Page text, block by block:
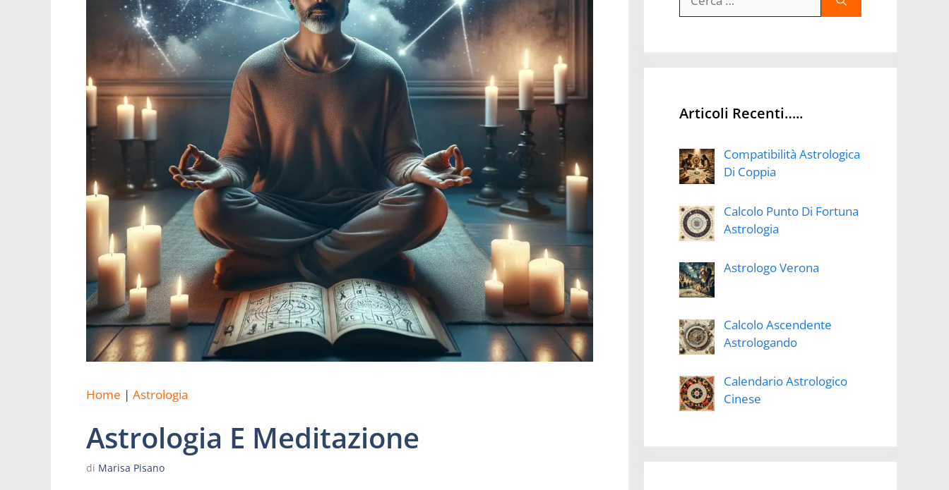
Home | Astrologia
Astrologia E Meditazione
di Marisa Pisano
per:
Articoli Recenti…..
Compatibilità Astrologica
Di Coppia
Calcolo Punto Di Fortuna
Astrologia
Astrologo Verona
Calcolo Ascendente
Astrologando
Calendario Astrologico
Cinese